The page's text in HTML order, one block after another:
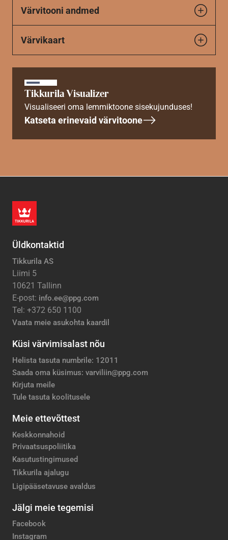
Värvitooni andmed
Värvikaart
Tikkurila Visualizer
Visualiseeri oma lemmiktoone sisekujunduses!
Katseta erinevaid värvitoone
Üldkontaktid
Tikkurila AS
Liimi 5
10621 Tallinn
E-post: info.ee@ppg.com
Tel: +372 650 1100
Vaata meie asukohta kaardil
Küsi värvimisalast nõu
Helista tasuta numbrile: 12011
Saada oma küsimus: varviliin@ppg.com
Kirjuta meile
Tule tasuta koolitusele
Meie ettevõttest
Keskkonnahoid
Privaatsuspoliitika
Kasutustingimused
Tikkurila ajalugu
Ligipääsetavuse avaldus
Jälgi meie tegemisi
Facebook
Instagram